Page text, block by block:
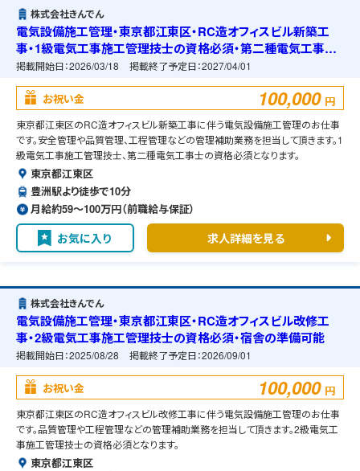
株式会社きんでん
電気設備施工管理・東京都江東区・RC造オフィスビル新築工
事・1級電気工事施工管理技士の資格必須・第二種電気工事士
の資格必須・宿舎の準備可能
掲載開始日：2026/03/18 掲載終了予定日：2027/04/01
お祝い金 100,000 円
東京都江東区のRC造オフィスビル新築工事に伴う電気設備施工管理のお仕事
です。安全管理や品質管理、工程管理などの管理補助業務を担当して頂きます。1
級電気工事施工管理技士、第二種電気工事士の資格必須となります。
東京都江東区
豊洲駅より徒歩で10分
月給約59〜100万円（前職給与保証）
お気に入り 求人詳細を見る
株式会社きんでん
電気設備施工管理・東京都江東区・RC造オフィスビル改修工
事・2級電気工事施工管理技士の資格必須・宿舎の準備可能
掲載開始日：2025/08/28 掲載終了予定日：2026/09/01
お祝い金 100,000 円
東京都江東区のRC造オフィスビル改修工事に伴う電気設備施工管理のお仕事
です。品質管理や工程管理などの管理補助業務を担当して頂きます。2級電気工
事施工管理技士の資格必須となります。
東京都江東区